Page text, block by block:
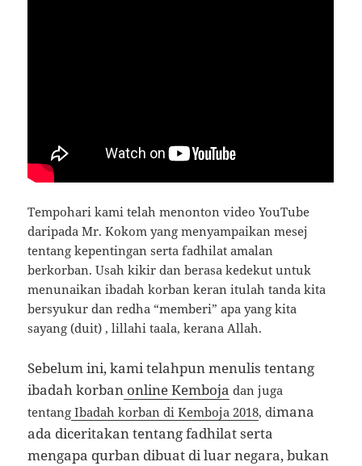
Tempohari kami telah menonton video YouTube
daripada Mr. Kokom yang menyampaikan mesej
tentang kepentingan serta fadhilat amalan
berkorban. Usah kikir dan berasa kedekut untuk
menunaikan ibadah korban keran itulah tanda kita
bersyukur dan redha “memberi” apa yang kita
sayang (duit) , lillahi taala, kerana Allah.
Sebelum ini, kami telahpun menulis tentang
ibadah korban online Kemboja dan juga
tentang Ibadah korban di Kemboja 2018, dimana
ada diceritakan tentang fadhilat serta
mengapa qurban dibuat di luar negara, bukan